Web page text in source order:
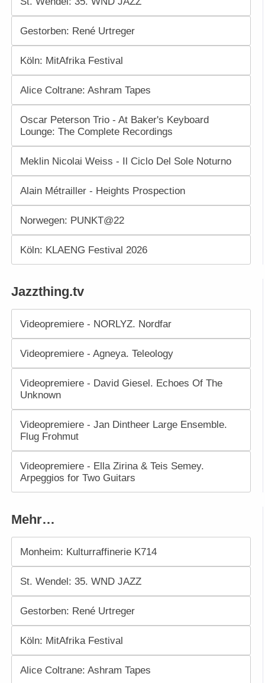
Gestorben: René Urtreger
Köln: MitAfrika Festival
Alice Coltrane: Ashram Tapes
Oscar Peterson Trio - At Baker's Keyboard
Lounge: The Complete Recordings
Meklin Nicolai Weiss - Il Ciclo Del Sole Noturno
Alain Métrailler - Heights Prospection
Norwegen: PUNKT@22
Köln: KLAENG Festival 2026
Jazzthing.tv
Videopremiere - NORLYZ. Nordfar
Videopremiere - Agneya. Teleology
Videopremiere - David Giesel. Echoes Of The
Unknown
Videopremiere - Jan Dintheer Large Ensemble.
Flug Frohmut
Videopremiere - Ella Zirina & Teis Semey.
Arpeggios for Two Guitars
Mehr…
Monheim: Kulturraffinerie K714
St. Wendel: 35. WND JAZZ
Gestorben: René Urtreger
Köln: MitAfrika Festival
Alice Coltrane: Ashram Tapes